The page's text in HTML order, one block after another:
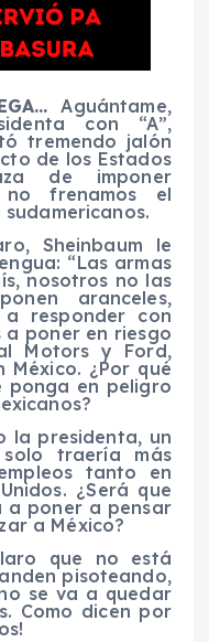
Aguántame,
con “A”,
tremendo jalón
de los Estados
de imponer
frenamos el
Sheinbaum le
“Las armas
nosotros no las
aranceles,
responder con
a poner en riesgo
Motors y Ford,
México. ¿Por qué
ponga en peligro
la presidenta, un
traería más
tanto en
¿Será que
a poner a pensar
a México?
que no está
pisoteando,
se va a quedar
Como dicen por